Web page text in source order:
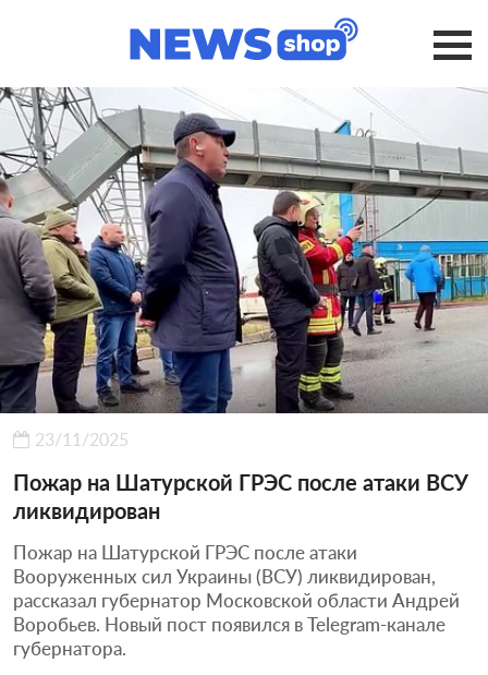
23/11/2025
Пожар на Шатурской ГРЭС после атаки ВСУ
ликвидирован
Пожар на Шатурской ГРЭС после атаки
Вооруженных сил Украины (ВСУ) ликвидирован,
рассказал губернатор Московской области Андрей
Воробьев. Новый пост появился в Telegram-канале
губернатора.